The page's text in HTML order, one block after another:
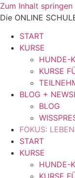
Zum Inhalt springen
Die ONLINE
START
KURSE
HUNDE-
KURSE
BLOG +
BLOG
FOKUS:
START
KURSE
HUNDE-